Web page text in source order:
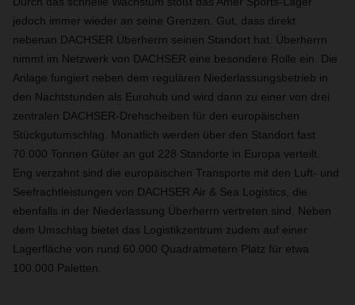
jedoch immer wieder an seine Grenzen. Gut, dass direkt
nebenan DACHSER Überherrn seinen Standort hat. Überherrn
nimmt im Netzwerk von DACHSER eine besondere Rolle ein. Die
Anlage fungiert neben dem regulären Niederlassungsbetrieb in
den Nachtstunden als Eurohub und wird dann zu einer von drei
zentralen DACHSER-Drehscheiben für den europäischen
Stückgutumschlag. Monatlich werden über den Standort fast
70.000 Tonnen Güter an gut 228 Standorte in Europa verteilt.
Eng verzahnt sind die europäischen Transporte mit den Luft- und
Seefrachtleistungen von DACHSER Air & Sea Logistics, die
ebenfalls in der Niederlassung Überherrn vertreten sind. Neben
dem Umschlag bietet das Logistikzentrum zudem auf einer
Lagerfläche von rund 60.000 Quadratmetern Platz für etwa
100.000 Paletten.